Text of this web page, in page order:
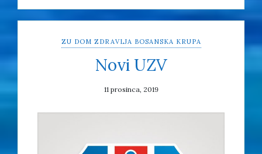
ZU DOM ZDRAVLJA BOSANSKA KRUPA
Novi UZV
11 prosinca, 2019